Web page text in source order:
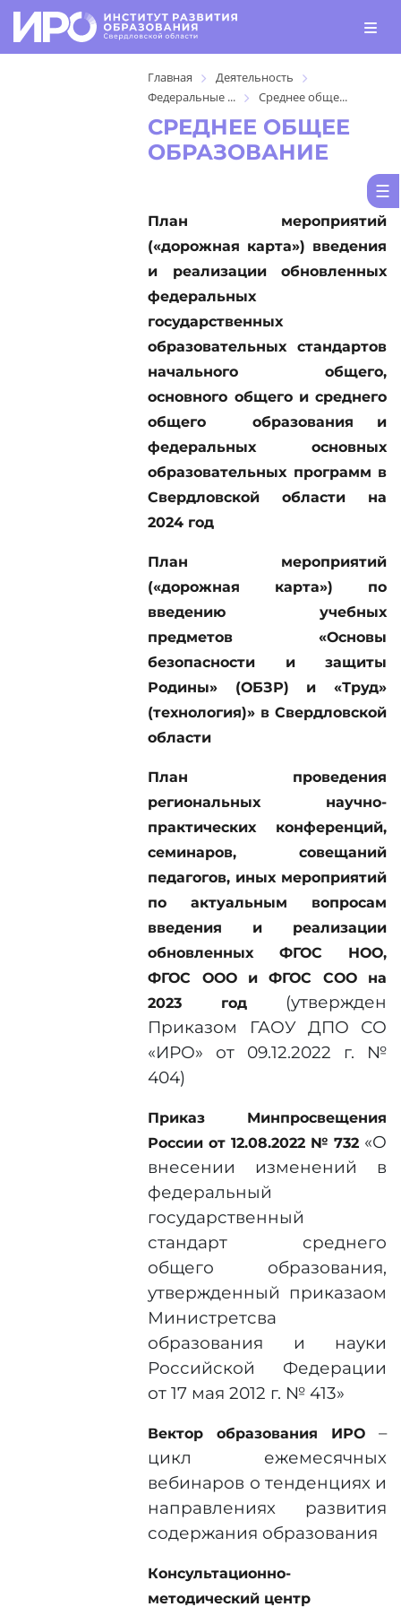
Главная
Деятельность
Федеральные ...
Среднее обще...
СРЕДНЕЕ ОБЩЕЕ
ОБРАЗОВАНИЕ
План мероприятий
(«дорожная карта») введения
и реализации обновленных
федеральных
государственных
образовательных стандартов
начального общего,
основного общего и среднего
общего образования и
федеральных основных
образовательных программ в
Свердловской области на
2024 год
План мероприятий
(«дорожная карта») по
введению учебных
предметов «Основы
безопасности и защиты
Родины» (ОБЗР) и «Труд»
(технология)» в Свердловской
области
План проведения
региональных научно-
практических конференций,
семинаров, совещаний
педагогов, иных мероприятий
по актуальным вопросам
введения и реализации
обновленных ФГОС НОО,
ФГОС ООО и ФГОС СОО на
2023 год
(утвержден
Приказом ГАОУ ДПО СО
«ИРО» от 09.12.2022 г. №
404)
Приказ Минпросвещения
России от 12.08.2022 № 732 «О
внесении изменений в
федеральный
государственный
стандарт среднего
общего образования,
утвержденный приказаом
Министретсва
образования и науки
Российской Федерации
от 17 мая 2012 г. № 413»
Вектор образования ИРО –
цикл ежемесячных
вебинаров о тенденциях и
направлениях развития
содержания образования
Консультационно-
методический центр